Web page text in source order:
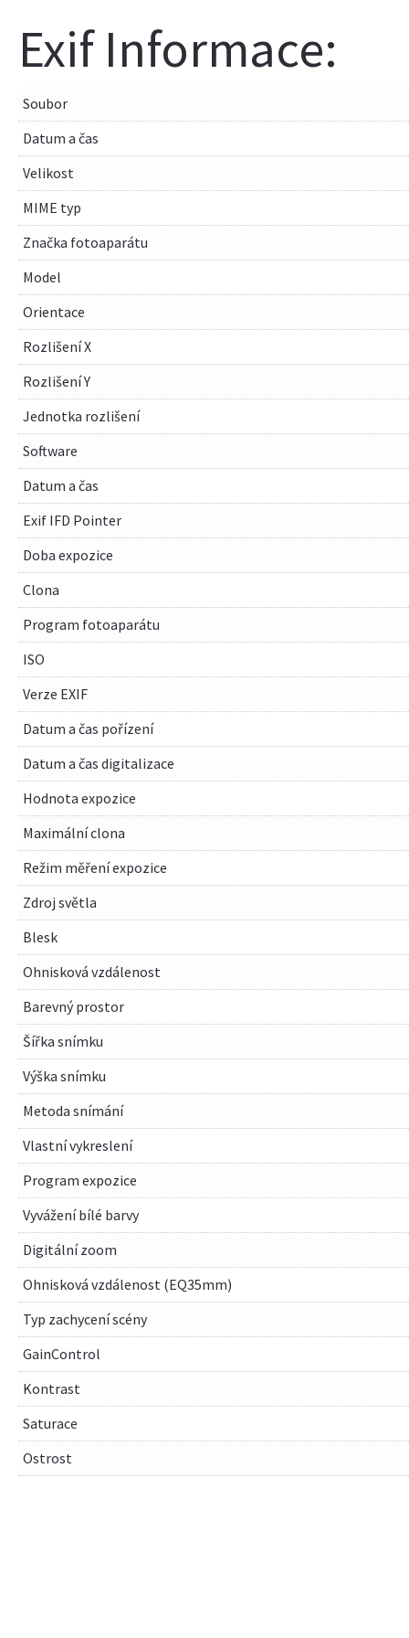
Exif Informace:
Soubor
Datum a čas
Velikost
MIME typ
Značka fotoaparátu
Model
Orientace
Rozlišení X
Rozlišení Y
Jednotka rozlišení
Software
Datum a čas
Exif IFD Pointer
Doba expozice
Clona
Program fotoaparátu
ISO
Verze EXIF
Datum a čas pořízení
Datum a čas digitalizace
Hodnota expozice
Maximální clona
Režim měření expozice
Zdroj světla
Blesk
Ohnisková vzdálenost
Barevný prostor
Šířka snímku
Výška snímku
Metoda snímání
Vlastní vykreslení
Program expozice
Vyvážení bílé barvy
Digitální zoom
Ohnisková vzdálenost (EQ35mm)
Typ zachycení scény
GainControl
Kontrast
Saturace
Ostrost